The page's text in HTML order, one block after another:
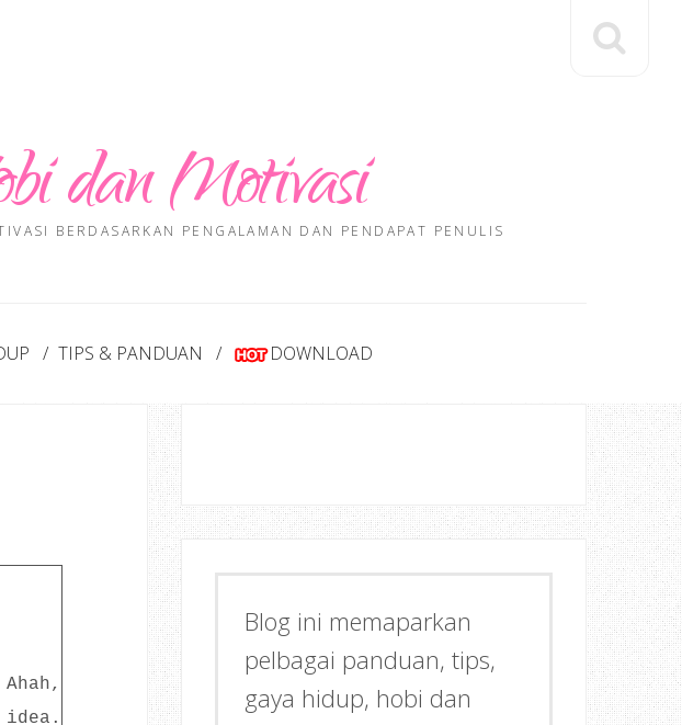
dan Motivasi
BERDASARKAN PENGALAMAN DAN PENDAPAT PENULIS
TIPS & PANDUAN DOWNLOAD
Blog ini memaparkan
pelbagai panduan, tips,
gaya hidup, hobi dan